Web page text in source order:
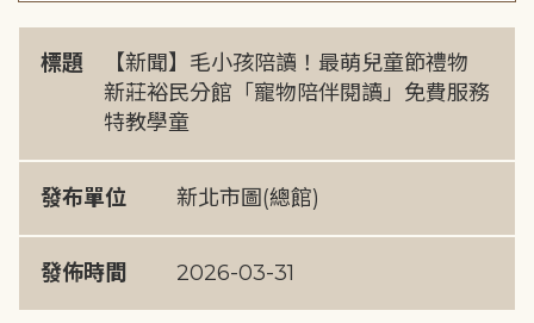
標題
【新聞】毛小孩陪讀！最萌兒童節禮物
新莊裕民分館「寵物陪伴閱讀」免費服務
特教學童
發布單位 新北市圖(總館)
發佈時間 2026-03-31